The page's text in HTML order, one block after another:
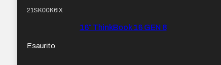
21SK00K6IX
16″ ThinkBook 16 GEN 8
Esaurito